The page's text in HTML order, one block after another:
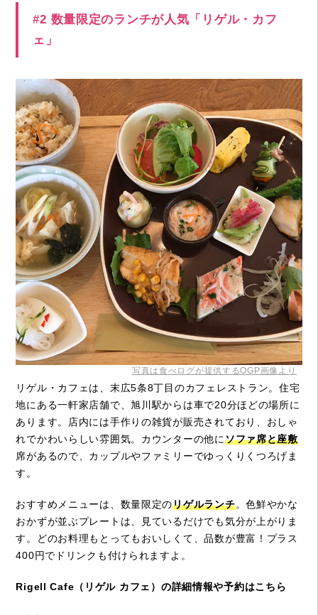
#2 数量限定のランチが人気「リゲル・カフ
ェ」
写真は食べログが提供するOGP画像より
リゲル・カフェは、末広5条8丁目のカフェレストラン。住宅
地にある一軒家店舗で、旭川駅からは車で20分ほどの場所に
あります。店内には手作りの雑貨が販売されており、おしゃ
れでかわいらしい雰囲気。カウンターの他にソファ席と座敷
席があるので、カップルやファミリーでゆっくりくつろげま
す。
おすすめメニューは、数量限定のリゲルランチ。色鮮やかな
おかずが並ぶプレートは、見ているだけでも気分が上がりま
す。どのお料理もとってもおいしくて、品数が豊富！プラス
400円でドリンクも付けられますよ。
Rigell Cafe（リゲル カフェ）の詳細情報や予約はこちら